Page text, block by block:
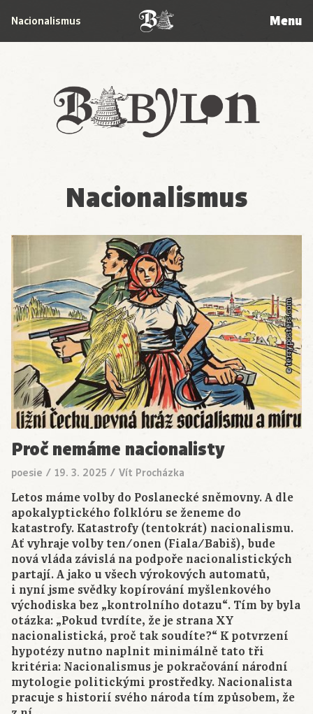
Babylon
Nacionalismus Menu
Nacionalismus
Proč nemáme nacionalisty
poesie / 19. 3. 2025 / Vít Procházka
Letos máme volby do Poslanecké sněmovny. A dle
apokalyptického folklóru se ženeme do
katastrofy. Katastrofy (tentokrát) nacionalismu.
Ať vyhraje volby ten/onen (Fiala/Babiš), bude
nová vláda závislá na podpoře nacionalistických
partají. A jako u všech výrokových automatů,
i nyní jsme svědky kopírování myšlenkového
východiska bez „kontrolního dotazu“. Tím by byla
otázka: „Pokud tvrdíte, že je strana XY
nacionalistická, proč tak soudíte?“ K potvrzení
hypotézy nutno naplnit minimálně tato tři
kritéria: Nacionalismus je pokračování národní
mytologie politickými prostředky. Nacionalista
pracuje s historií svého národa tím způsobem, že